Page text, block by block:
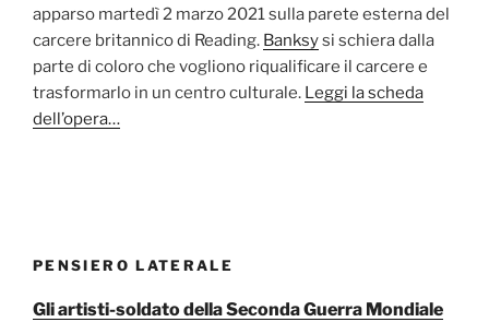
apparso martedì 2 marzo 2021 sulla parete esterna del
carcere britannico di Reading. Banksysi schiera dalla
parte di coloro che vogliono riqualificare il carcere e
trasformarlo in un centro culturale. Leggi la scheda
dell’opera…
PENSIERO LATERALE
Gli artisti-soldato della Seconda Guerra Mondiale